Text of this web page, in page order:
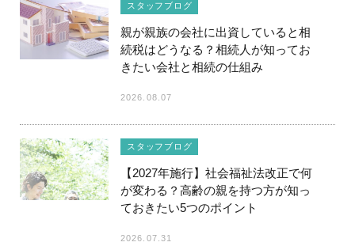
スタッフブログ
親が親族の会社に出資していると相
続税はどうなる？相続人が知ってお
きたい会社と相続の仕組み
2026.08.07
スタッフブログ
【2027年施行】社会福祉法改正で何
が変わる？高齢の親を持つ方が知っ
ておきたい5つのポイント
2026.07.31